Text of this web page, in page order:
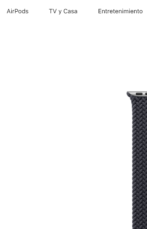
AirPods TV & Casa Entretenimiento